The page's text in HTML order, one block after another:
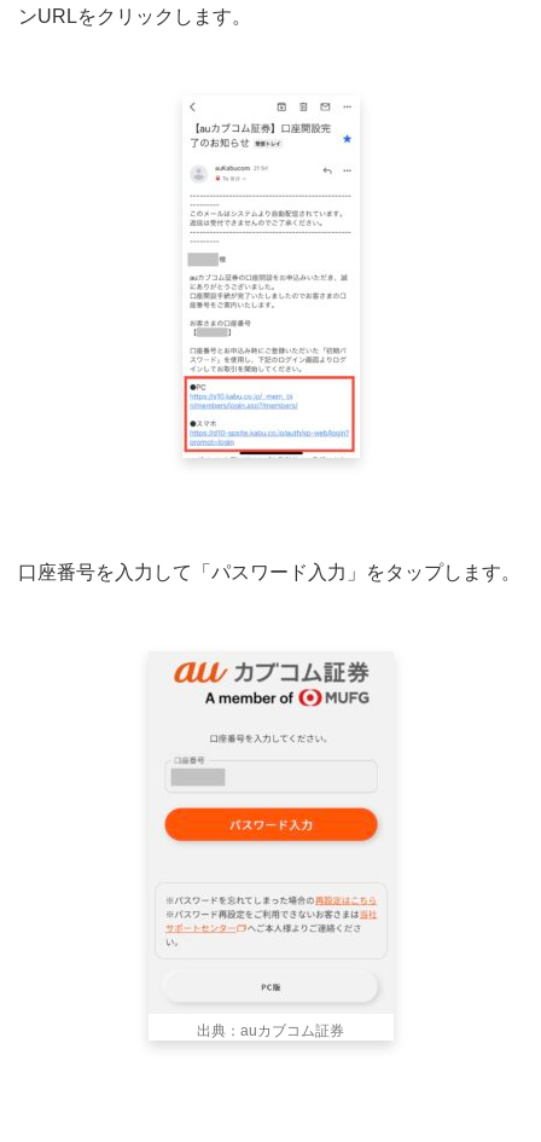
ンURLをクリックします。
口座番号を入力して「パスワード入力」をタップします。
出典：auカブコム証券